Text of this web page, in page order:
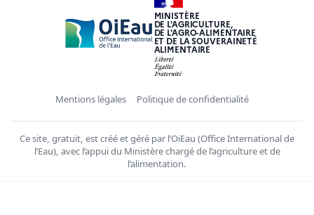
MINISTÈRE
DE L'AGRICULTURE,
DE L'AGRO-ALIMENTAIRE
ET DE LA SOUVERAINETÉ
ALIMENTAIRE
Mentions légales Politique de confidentialité
Ce site, gratuit, est créé et géré par l’OiEau (Office International de
l’Eau), avec l’appui du Ministère chargé de l’agriculture et de
l’alimentation.